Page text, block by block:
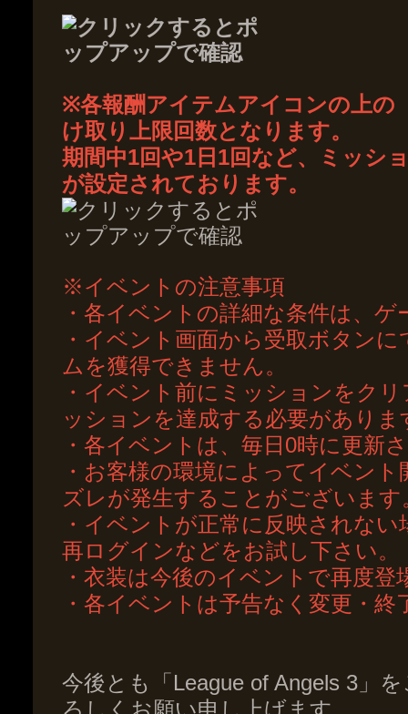
※各報酬アイテムアイコンの上の
け取り上限回数となります。
期間中1回や1日1回など、ミッシ
が設定されております。
※イベントの注意事項
・各イベントの詳細な条件は、
・イベント画面から受取ボタン
ムを獲得できません。
・イベント前にミッションをク
ッションを達成する必要がありま
・各イベントは、毎日0時に更新
・お客様の環境によってイベン
ズレが発生することがございます
・イベントが正常に反映されな
再ログインなどをお試し下さい。
・衣装は今後のイベントで再度
・各イベントは予告なく変更・
今後とも「League of Angels 3」
ろしくお願い申し上げます。